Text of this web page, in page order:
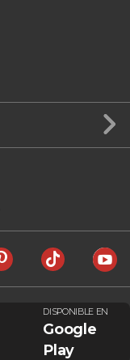
DISPONIBLE EN
Google
Play